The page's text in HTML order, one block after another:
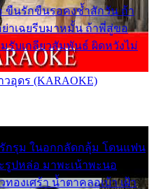
ขืนรักขืนรอคงช้ำสักวัน ถ้า
าเฉยรีบมาหมั้น ถ้าพี่สู่ขอ
รับเกลียวสัมพันธ์ ผิดหวังไม่
อุดร (KARAOKE)
กรุม ในอกกลัดกลุ้ม โดนแฟน
รูปหล่อ มาพะเน้าพะนอ
ทองเศร้า น้ำตาคลอเบ้า เฝ้า